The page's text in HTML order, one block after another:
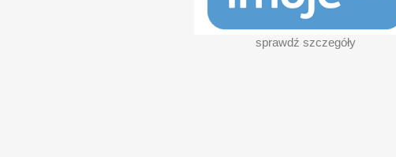
sprawdź szczegóły